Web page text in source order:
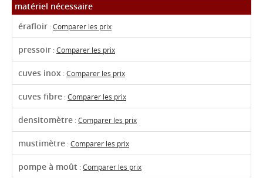
matériel nécessaire
érafloir :Comparer les prix
pressoir :Comparer les prix
cuves inox :Comparer les prix
cuves fibre :Comparer les prix
densitomètre :Comparer les prix
mustimètre :Comparer les prix
pompe à moût :Comparer les prix